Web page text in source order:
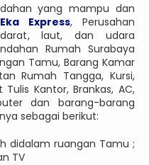
yang mampu dan
Express, Perusahan
laut, dan udara
Rumah Surabaya
Tamu, Barang Kamar
Rumah Tangga, Kursi,
Tulis Kantor, Brankas, AC,
dan barang-barang
sebagai berikut:
didalam ruangan Tamu ;
TV